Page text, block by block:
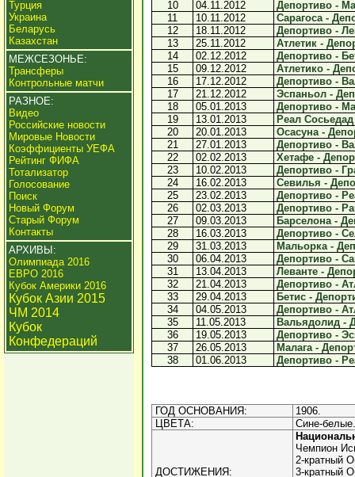
Турция
Украина
Беларусь
Казахстан
МЕЖСЕЗОНЬЕ:
Трансферы
Контрольные матчи
РАЗНОЕ:
Видео
Российские новости
Мировые Новости
Коэффициенты УЕФА
Рейтинг ФИФА
Тотализатор
Голосование
Поиск
Новый Форум
Старый Форум
Контакты
АРХИВЫ:
Олимпиада 2016
ЕВРО 2016
Кубок Америки 2016
Кубок Азии 2015
ЧМ 2014
Кубок
Конфедераций
10
04.11.2012
Депортиво -
11
10.11.2012
Сарагоса -
12
18.11.2012
Депортиво -
13
25.11.2012
Атлетик -
14
02.12.2012
Депортиво -
15
09.12.2012
Атлетико -
16
17.12.2012
Депортиво -
17
21.12.2012
Эспаньол -
18
05.01.2013
Депортиво -
19
13.01.2013
Реал
20
20.01.2013
Осасуна -
21
27.01.2013
Депортиво -
22
02.02.2013
Хетафе -
23
10.02.2013
Депортиво -
24
16.02.2013
Севилья -
25
23.02.2013
Депортиво -
26
02.03.2013
Депортиво -
27
09.03.2013
Барселона -
28
16.03.2013
Депортиво -
29
31.03.2013
Мальорка -
30
06.04.2013
Депортиво -
31
13.04.2013
Леванте -
32
21.04.2013
Депортиво -
33
29.04.2013
Бетис -
34
04.05.2013
Депортиво -
35
11.05.2013
Вальядолид -
36
19.05.2013
Депортиво -
37
26.05.2013
Малага -
38
01.06.2013 Депортиво -
ГОД ОСНОВАНИЯ:
1906.
ЦВЕТА:
Сине-белые.
ДОСТИЖЕНИЯ:
Чемпион
2-кратный
3-кратный